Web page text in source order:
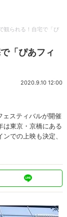
観られる！自宅で「ぴ
「ぴあフィ
2020.9.10 12:00
ェスティバルが開催
は東京・京橋にある
での上映も決定、